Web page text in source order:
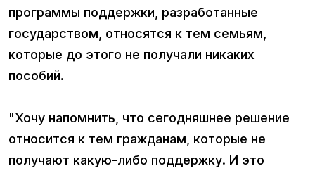
программы поддержки, разработанные
государством, относятся к тем семьям,
которые до этого не получали никаких
пособий.
"Хочу напомнить, что сегодняшнее решение
относится к тем гражданам, которые не
получают какую-либо поддержку. И это